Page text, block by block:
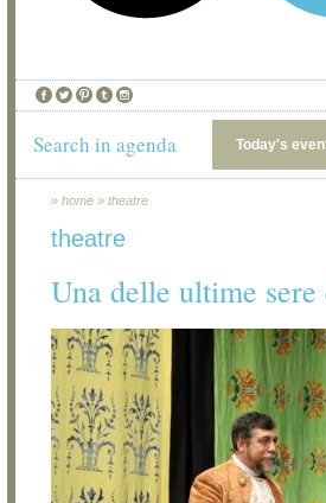
Search in agenda Today's
» home » theatre
theatre
Una delle ultime